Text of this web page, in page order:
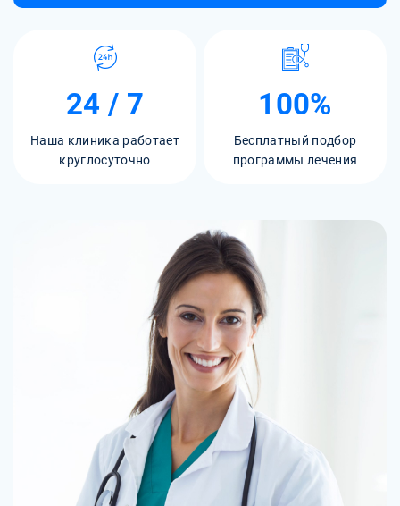
24 / 7
Наша клиника работает
круглосуточно
100%
Бесплатный подбор
программы лечения